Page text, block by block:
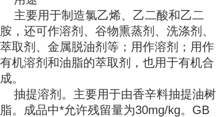
主要用于制造氯乙烯、乙二酸和乙二
胺，还可作溶剂、谷物熏蒸剂、洗涤剂、
萃取剂、金属脱油剂等；用作溶剂；用作
有机溶剂和油脂的萃取剂，也用于有机合
成。
抽提溶剂。主要用于由香辛料抽提油树
脂。成品中*允许残留量为30mg/kg。GB